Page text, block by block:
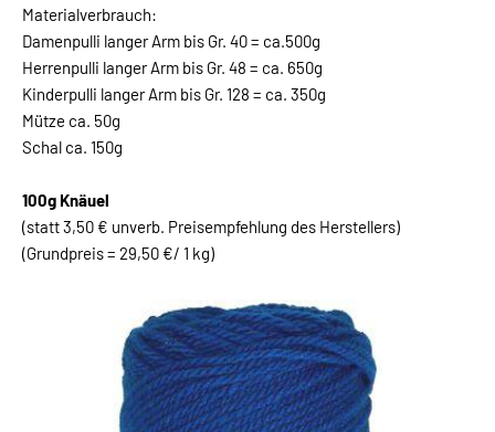
Materialverbrauch:
Damenpulli langer Arm bis Gr. 40 = ca.500g
Herrenpulli langer Arm bis Gr. 48 = ca. 650g
Kinderpulli langer Arm bis Gr. 128 = ca. 350g
Mütze ca. 50g
Schal ca. 150g
100g Knäuel
(statt 3,50 € unverb. Preisempfehlung des Herstellers)
(Grundpreis = 29,50 €/ 1 kg)